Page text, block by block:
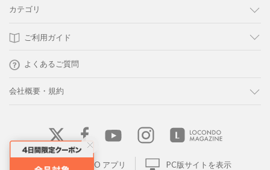
カテゴリ
ご利用ガイド
よくあるご質問
会社概要・規約
LOCONDO アプリ PC版サイトを表示